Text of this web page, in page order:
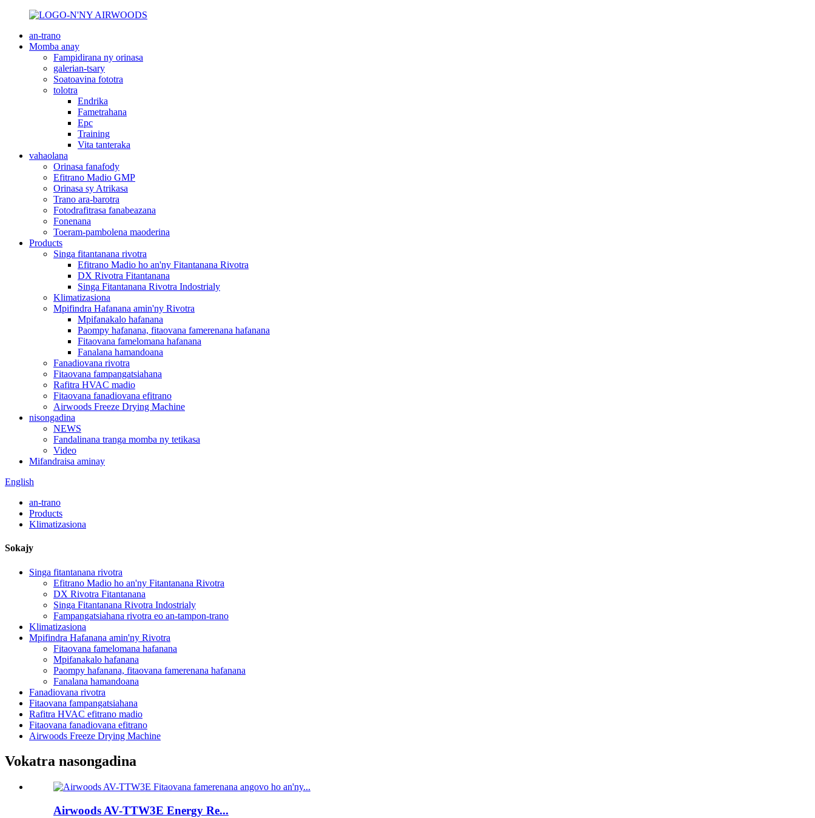
an-trano
Momba anay
Fampidirana ny orinasa
galerian-tsary
Soatoavina fototra
tolotra
Endrika
Fametrahana
Epc
Training
Vita tanteraka
vahaolana
Orinasa fanafody
Efitrano Madio GMP
Orinasa sy Atrikasa
Trano ara-barotra
Fotodrafitrasa fanabeazana
Fonenana
Toeram-pambolena maoderina
Products
Singa fitantanana rivotra
Efitrano Madio ho an'ny Fitantanana Rivotra
DX Rivotra Fitantanana
Singa Fitantanana Rivotra Indostrialy
Klimatizasiona
Mpifindra Hafanana amin'ny Rivotra
Mpifanakalo hafanana
Paompy hafanana, fitaovana famerenana hafanana
Fitaovana famelomana hafanana
Fanalana hamandoana
Fanadiovana rivotra
Fitaovana fampangatsiahana
Rafitra HVAC madio
Fitaovana fanadiovana efitrano
Airwoods Freeze Drying Machine
nisongadina
NEWS
Fandalinana tranga momba ny tetikasa
Video
Mifandraisa aminay
English
an-trano
Products
Klimatizasiona
Sokajy
Singa fitantanana rivotra
Efitrano Madio ho an'ny Fitantanana Rivotra
DX Rivotra Fitantanana
Singa Fitantanana Rivotra Indostrialy
Fampangatsiahana rivotra eo an-tampon-trano
Klimatizasiona
Mpifindra Hafanana amin'ny Rivotra
Fitaovana famelomana hafanana
Mpifanakalo hafanana
Paompy hafanana, fitaovana famerenana hafanana
Fanalana hamandoana
Fanadiovana rivotra
Fitaovana fampangatsiahana
Rafitra HVAC efitrano madio
Fitaovana fanadiovana efitrano
Airwoods Freeze Drying Machine
Vokatra nasongadina
Airwoods AV-TTW3E Energy Re...